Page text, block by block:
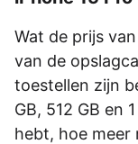
Wat de prijs
van de
toestellen zijn
GB, 512 GB en
hebt, hoe meer